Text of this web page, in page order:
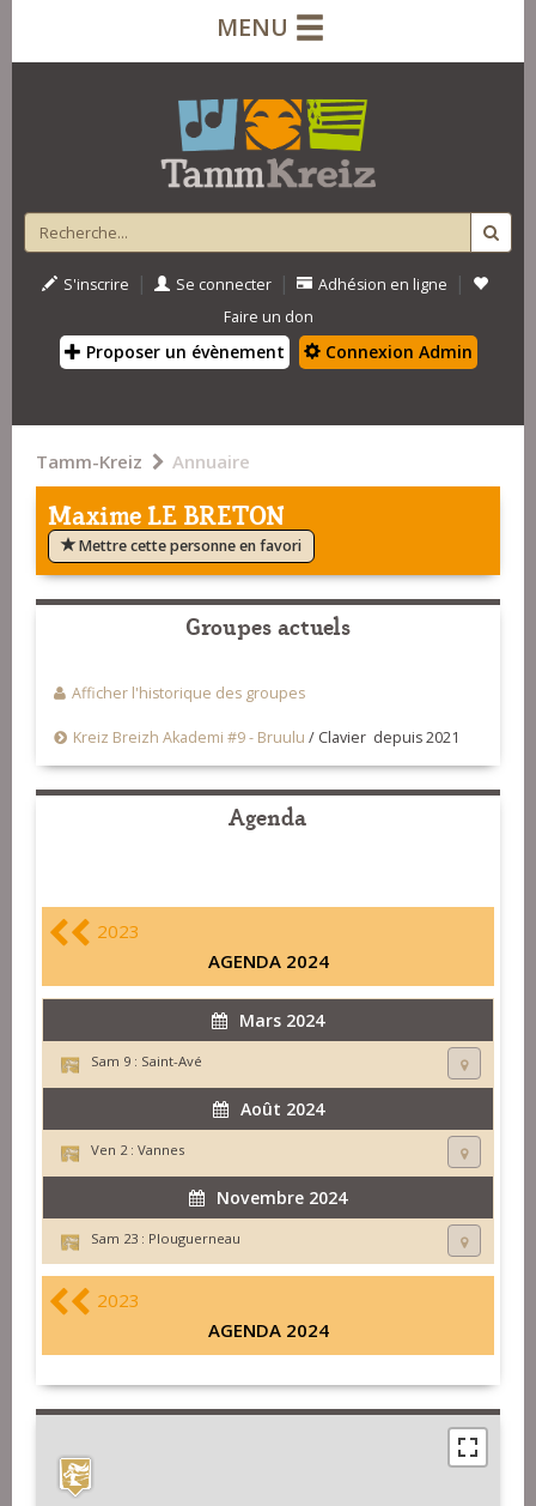
MENU
S'inscrire | Se connecter | Adhésion en ligne |
Faire un don
Proposer un évènement Connexion Admin
Tamm-Kreiz Annuaire
Maxime LE BRETON
Mettre cette personne en favori
Groupes actuels
Afficher l'historique des groupes
Kreiz Breizh Akademi #9 - Bruulu / Clavier depuis 2021
Agenda
2023
AGENDA 2024
Mars 2024
Sam 9 : Saint-Avé
Août 2024
Ven 2 : Vannes
Novembre 2024
Sam 23 : Plouguerneau
2023
AGENDA 2024